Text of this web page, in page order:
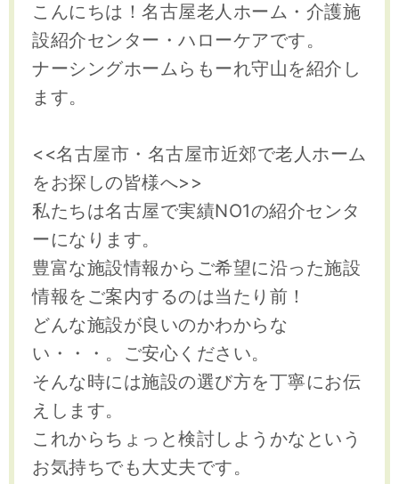
こんにちは！名古屋老人ホーム・介護施
設紹介センター・ハローケアです。
ナーシングホームらもーれ守山を紹介し
ます。
<<名古屋市・名古屋市近郊で老人ホーム
をお探しの皆様へ>>
私たちは名古屋で実績NO1の紹介センタ
ーになります。
豊富な施設情報からご希望に沿った施設
情報をご案内するのは当たり前！
どんな施設が良いのかわからな
い・・・。ご安心ください。
そんな時には施設の選び方を丁寧にお伝
えします。
これからちょっと検討しようかなという
お気持ちでも大丈夫です。